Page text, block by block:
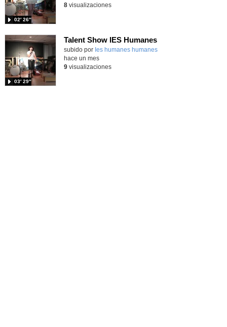
02′ 26″
8visualizaciones
Talent Show IES Humanes
subido por Ies humanes humanes
03′ 29″
-
hace un mes
9visualizaciones